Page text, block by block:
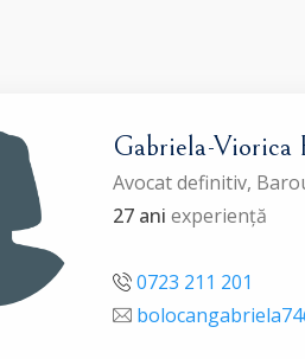
Gabriela-
Avocat definitiv,
27 ani experiență
0723 211 201